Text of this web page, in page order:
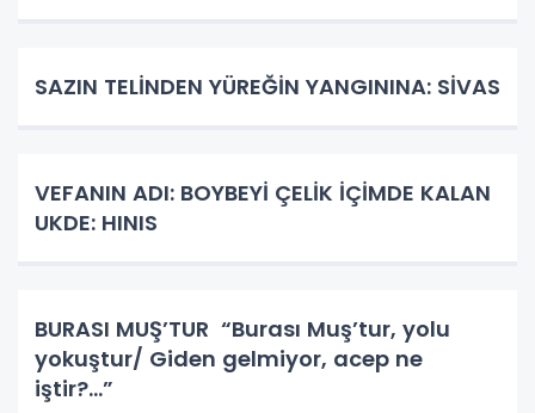
SAZIN TELİNDEN YÜREĞİN YANGININA: SİVAS
VEFANIN ADI: BOYBEYİ ÇELİK İÇİMDE KALAN
UKDE: HINIS
BURASI MUŞ’TUR “Burası Muş’tur, yolu
yokuştur/ Giden gelmiyor, acep ne
iştir?...”